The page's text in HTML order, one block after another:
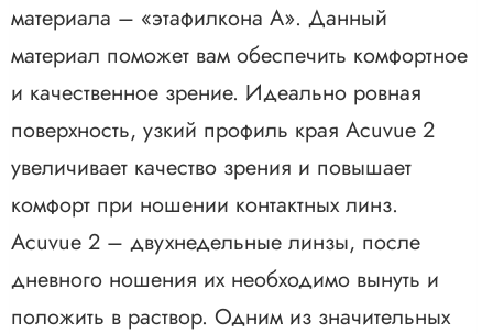
материала – «этафилкона А». Данный
материал поможет вам обеспечить комфортное
и качественное зрение. Идеально ровная
поверхность, узкий профиль края Acuvue 2
увеличивает качество зрения и повышает
комфорт при ношении контактных линз.
Acuvue 2 – двухнедельные линзы, после
дневного ношения их необходимо вынуть и
положить в раствор. Одним из значительных